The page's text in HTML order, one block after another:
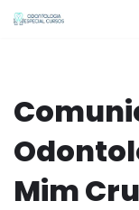
conteúdo
Mim